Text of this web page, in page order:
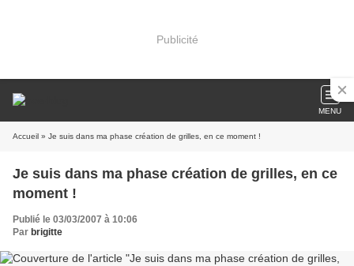
Publicité
MENU
Accueil » Je suis dans ma phase création de grilles, en ce moment !
Je suis dans ma phase création de grilles, en ce
moment !
Publié le 03/03/2007 à 10:06
Par brigitte